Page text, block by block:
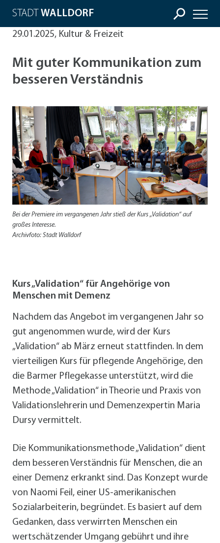
STADT WALLDORF
29.01.2025, Kultur & Freizeit
Mit guter Kommunikation zum
besseren Verständnis
Bei der Premiere im vergangenen Jahr stieß der Kurs „Validation“ auf
großes Interesse.
Archivfoto: Stadt Walldorf
Kurs „Validation“ für Angehörige von
Menschen mit Demenz
Nachdem das Angebot im vergangenen Jahr so
gut angenommen wurde, wird der Kurs
„Validation“ ab März erneut stattfinden. In dem
vierteiligen Kurs für pflegende Angehörige, den
die Barmer Pflegekasse unterstützt, wird die
Methode „Validation“ in Theorie und Praxis von
Validationslehrerin und Demenzexpertin Maria
Dursy vermittelt.
Die Kommunikationsmethode „Validation“ dient
dem besseren Verständnis für Menschen, die an
einer Demenz erkrankt sind. Das Konzept wurde
von Naomi Feil, einer US-amerikanischen
Sozialarbeiterin, begründet. Es basiert auf dem
Gedanken, dass verwirrten Menschen ein
wertschätzender Umgang gebührt und ihre